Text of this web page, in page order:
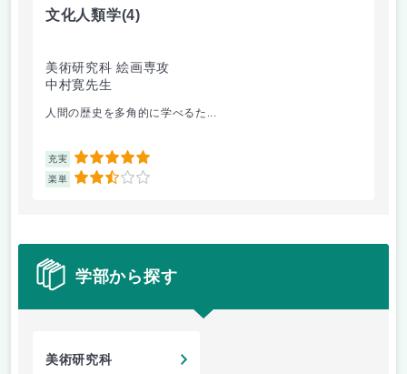
文化人類学(4)
美術研究科 絵画専攻
中村寛先生
人間の歴史を多角的に学べるた...
充実 5
楽単 2.5
学部から探す
美術研究科